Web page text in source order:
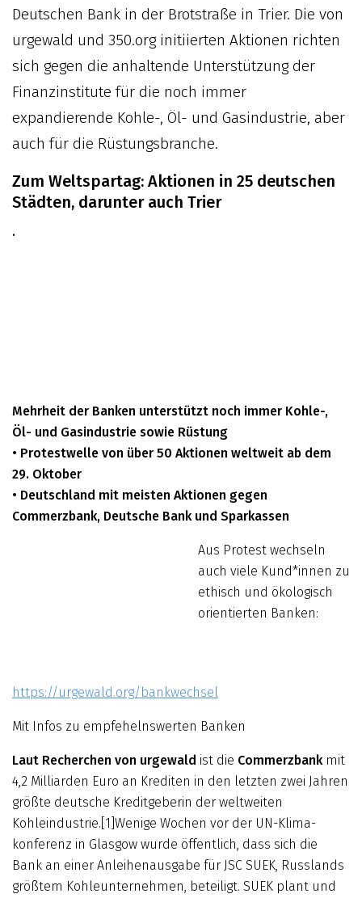
Deutschen Bank in der Brotstraße in Trier. Die von
urgewald und 350.org initiierten Aktionen richten
sich gegen die anhaltende Unterstützung der
Finanzinstitute für die noch immer
expandierende Kohle-, Öl- und Gasindustrie, aber
auch für die Rüstungs­branche.
Zum Weltspartag: Aktionen in 25 deutschen
Städten, darunter auch Trier
•
Mehrheit der Banken unterstützt noch immer Kohle-,
Öl- und Gasindustrie sowie Rüstung
• Protestwelle von über 50 Aktionen weltweit ab dem
29. Oktober
• Deutschland mit meisten Aktionen gegen
Commerzbank, Deutsche Bank und Sparkassen
Aus Protest wechseln
auch viele Kund*innen zu
ethisch und ökologisch
orientierten Banken:
https://urgewald.org/bankwechsel
Mit Infos zu empfehelnswerten Banken
Laut Recherchen von urgewald ist die Commerzbank mit
4,2 Milliarden Euro an Krediten in den letzten zwei Jahren
größte deutsche Kreditgeberin der weltweiten
Kohleindustrie.[1]Wenige Wochen vor der UN-Klima­
konferenz in Glasgow wurde öffentlich, dass sich die
Bank an einer Anleihenausgabe für JSC SUEK, Russlands
größtem Kohleunternehmen, beteiligt. SUEK plant und